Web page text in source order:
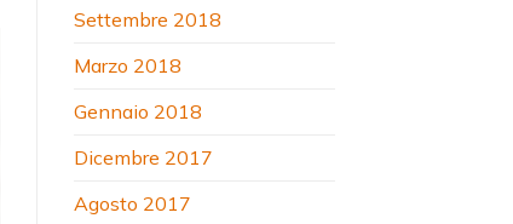
Settembre 2018
Marzo 2018
Gennaio 2018
Dicembre 2017
Agosto 2017